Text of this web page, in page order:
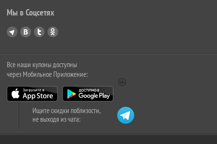
Мы в Соцсетях
Все наши купоны доступны
через Мобильное Приложение:
Ищите скидки поблизости,
не выходя из чата: